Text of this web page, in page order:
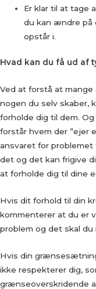
Er klar til at tage
du kan ændre på
opstår i.
Hvad kan du få ud af
Ved at forstå at mange
nogen du selv skaber,
forholde dig til dem.
forstår hvem der ”ejer
ansvaret for problemet
det og det kan frigive
at forholde dig til dine
Hvis dit forhold til din
kommenterer at du er
problem og det skal du
Hvis din
ikke respekterer dig,
grænseoverskridende